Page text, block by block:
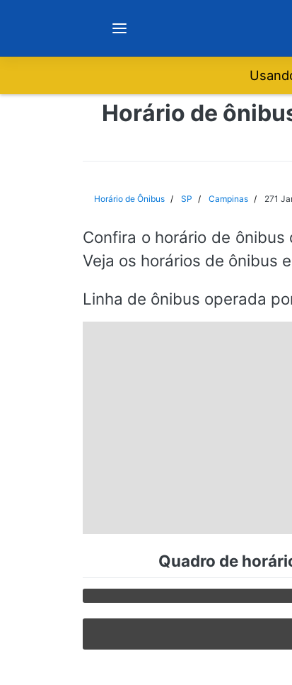
Notícias
São Paulo
Espírito Santo
© 2026 Viva City Serviços Digitais Ltda. Todos os direitos
Horário de
Horário de Ônibus SP Campinas 271
Confira o horário de ônibus
Veja os horários de ônibus
Linha de ônibus operada
Quadro de